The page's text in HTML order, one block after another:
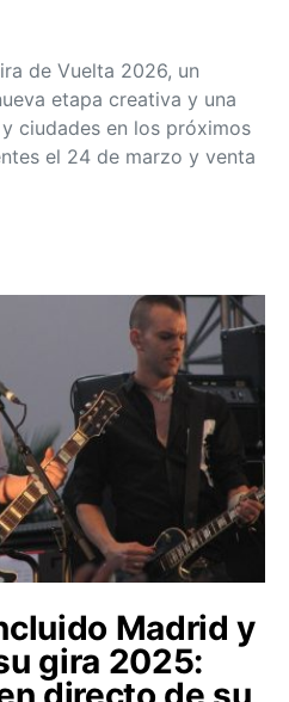
de Vuelta 2026, un
etapa creativa y una
ciudades en los próximos
el 24 de marzo y venta
Madrid y
gira 2025: